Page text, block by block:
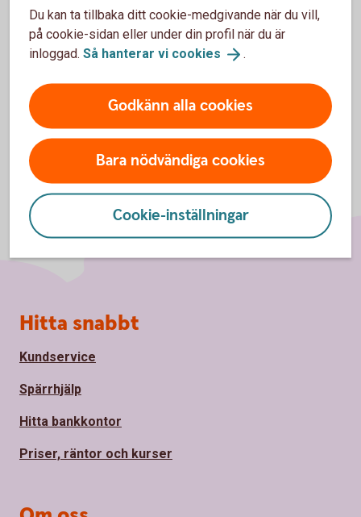
Kontakta oss
Support
Du kan ta tillbaka ditt cookie-medgivande när du vill,
på cookie-sidan eller under din profil när du är
inloggad. Så hanterar vi cookies .
Godkänn alla cookies
Bara nödvändiga cookies
Cookie-inställningar
Sidfot
Hitta snabbt
Kundservice
Spärrhjälp
Hitta bankkontor
Priser, räntor och kurser